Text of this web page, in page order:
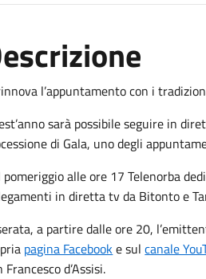
l’appuntamento con i
sarà possibile seguire in
di Gala, uno degli
pomeriggio alle ore 17 Telenorba
in diretta tv da Bitonto e
a partire dalle ore 20,
pagina Facebooke sulcanale
Francesco d’Assisi.